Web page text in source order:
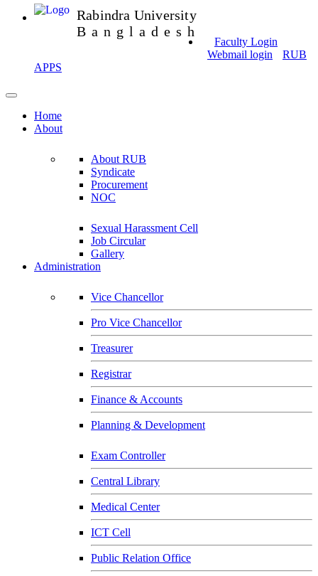
Rabindra University
Bangladesh
Faculty Login
Webmail login
RUB
APPS
Home
About
About RUB
Syndicate
Procurement
NOC
Sexual Harassment Cell
Job Circular
Gallery
Administration
Vice Chancellor
Pro Vice Chancellor
Treasurer
Registrar
Finance & Accounts
Planning & Development
Exam Controller
Central Library
Medical Center
ICT Cell
Public Relation Office